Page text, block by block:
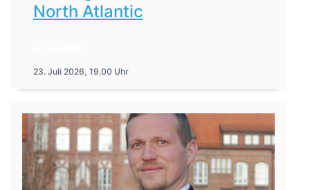
North Atlantic
23. Juli 2026, 19.00 Uhr